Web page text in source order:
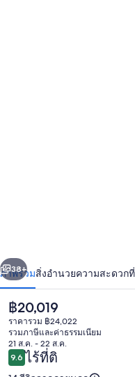
า
ถัดไป
38+
ภาพรวมสิ่งอำนวยความสะดวก
ราคา
ปัจจุบัน
฿20,019
฿20,019
ราคารวม ฿24,022
รวมภาษีและค่าธรรมเนียม
21 ส.ค. - 22 ส.ค.
รีวิว
9.69.6 จาก 10
ไร้ที่ติ